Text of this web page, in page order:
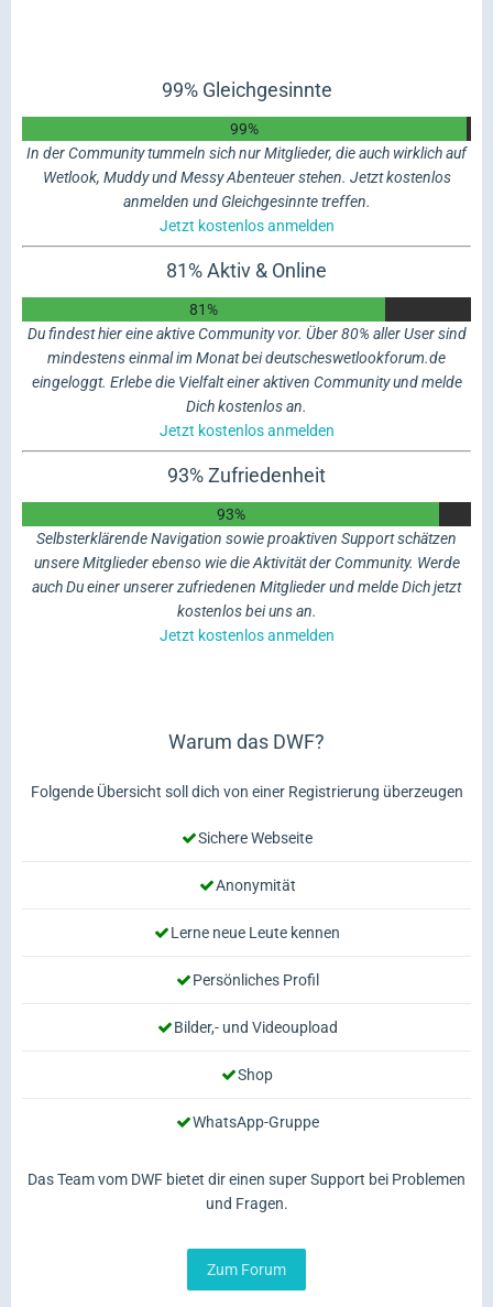
99% Gleichgesinnte
99%
In der Community tummeln sich nur Mitglieder, die auch wirklich auf
Wetlook, Muddy und Messy Abenteuer stehen. Jetzt kostenlos
anmelden und Gleichgesinnte treffen.
Jetzt kostenlos anmelden
81% Aktiv & Online
81%
Du findest hier eine aktive Community vor. Über 80% aller User sind
mindestens einmal im Monat bei deutscheswetlookforum.de
eingeloggt. Erlebe die Vielfalt einer aktiven Community und melde
Dich kostenlos an.
Jetzt kostenlos anmelden
93% Zufriedenheit
93%
Selbsterklärende Navigation sowie proaktiven Support schätzen
unsere Mitglieder ebenso wie die Aktivität der Community. Werde
auch Du einer unserer zufriedenen Mitglieder und melde Dich jetzt
kostenlos bei uns an.
Jetzt kostenlos anmelden
Warum das DWF?
Folgende Übersicht soll dich von einer Registrierung überzeugen
Sichere Webseite
Anonymität
Lerne neue Leute kennen
Persönliches Profil
Bilder,- und Videoupload
Shop
WhatsApp-Gruppe
Das Team vom DWF bietet dir einen super Support bei Problemen
und Fragen.
Zum Forum